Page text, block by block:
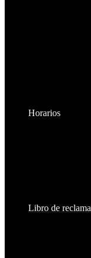
Horarios
Libro de